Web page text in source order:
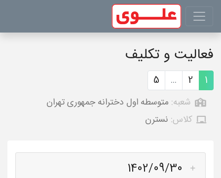
فعالیت و تکلیف
1
2
...
5
شعبه: متوسطه اول دخترانه جمهوری تهران
کلاس: نسترن
1402/09/30